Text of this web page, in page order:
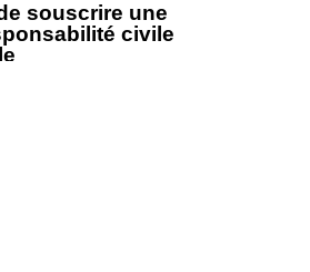
souscrire une
civile